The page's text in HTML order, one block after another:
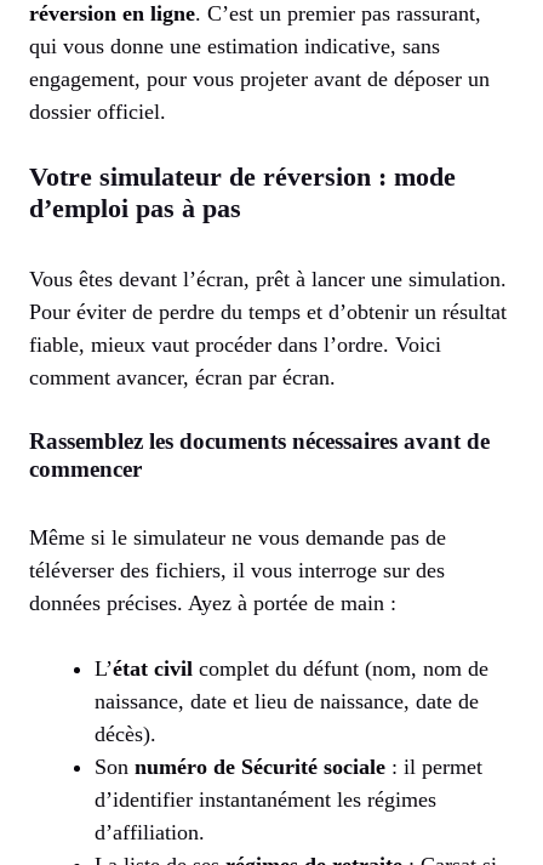
réversion en ligne. C’est un premier pas rassurant,
qui vous donne une estimation indicative, sans
engagement, pour vous projeter avant de déposer un
dossier officiel.
Votre simulateur de réversion : mode
d’emploi pas à pas
Vous êtes devant l’écran, prêt à lancer une simulation.
Pour éviter de perdre du temps et d’obtenir un résultat
fiable, mieux vaut procéder dans l’ordre. Voici
comment avancer, écran par écran.
Rassemblez les documents nécessaires avant de
commencer
Même si le simulateur ne vous demande pas de
téléverser des fichiers, il vous interroge sur des
données précises. Ayez à portée de main :
L’état civil complet du défunt (nom, nom de
naissance, date et lieu de naissance, date de
décès).
Son numéro de Sécurité sociale : il permet
d’identifier instantanément les régimes
d’affiliation.